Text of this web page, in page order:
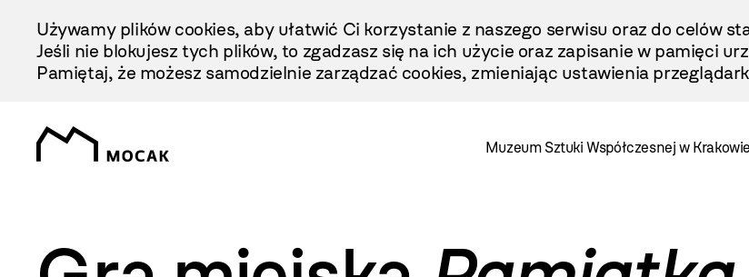
Treści
Używamy plików cookies, aby ułatwić Ci korzystanie z naszego serwisu oraz do celów
Jeśli nie blokujesz tych plików, to zgadzasz się na ich użycie oraz zapisanie w pamięci
Pamiętaj, że możesz samodzielnie zarządzać cookies, zmieniając ustawienia
Muzeum Sztuki Współczesnej w Krakowie